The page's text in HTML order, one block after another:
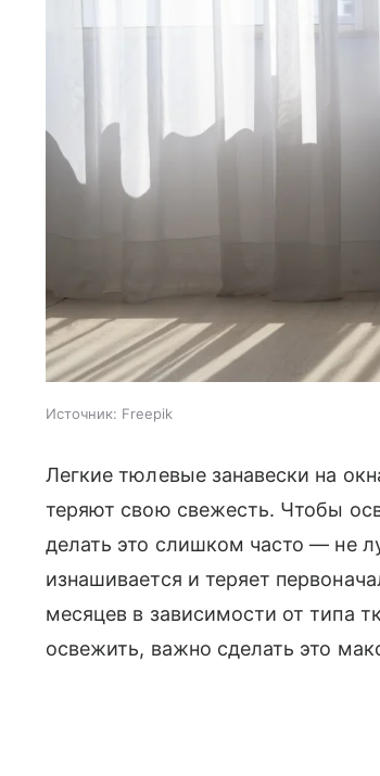
Источник: Freepik
Легкие тюлевые занавески на
теряют свою свежесть. Чтобы
делать это слишком часто — не
изнашивается и теряет
месяцев в зависимости от типа
освежить, важно сделать это